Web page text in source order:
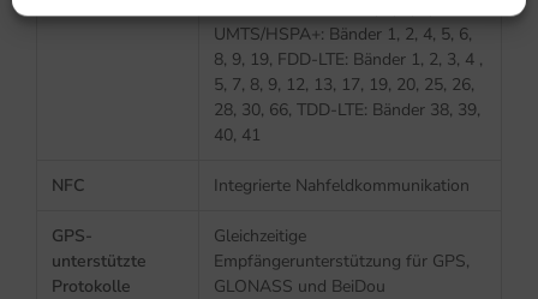
UMTS/HSPA+: Bänder 1, 2, 4, 5, 6,
8, 9, 19, FDD-LTE: Bänder 1, 2, 3, 4 ,
5, 7, 8, 9, 12, 13, 17, 19, 20, 25, 26,
28, 30, 66, TDD-LTE: Bänder 38, 39,
40, 41
NFC Integrierte Nahfeldkommunikation
GPS-
unterstützte
Protokolle
Gleichzeitige
Empfängerunterstützung für GPS,
GLONASS und BeiDou